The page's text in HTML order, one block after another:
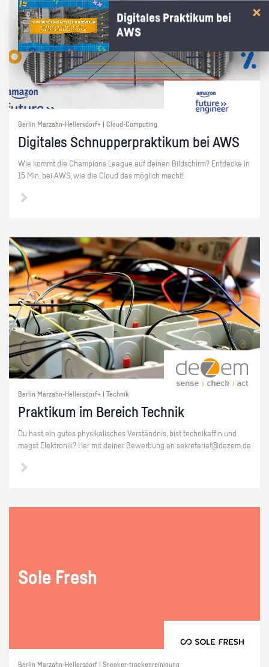
Berlin Marzahn-Hellersdorf+ | Cloud-Computing
Di­gi­ta­les Schnup­per­prak­ti­kum bei AWS
Wie kommt die Cham­pi­ons Le­ague auf dei­nen Bild­schirm? Ent­de­cke in
15 Min. bei AWS, wie die Cloud das mög­lich macht!
Berlin Marzahn-Hellersdorf+ | Technik
Prak­ti­kum im Be­reich Tech­nik
Du hast ein gutes phy­si­ka­li­sches Ver­ständ­nis, bist tech­ni­kaf­fin und
magst Elek­tro­nik? Her mit dei­ner Be­wer­bung an se­kre­ta­ri­at@​dezem.​de
Sole Fresh
Berlin Marzahn-Hellersdorf | Sneaker-trockenreinigung
Digitales Praktikum bei
AWS